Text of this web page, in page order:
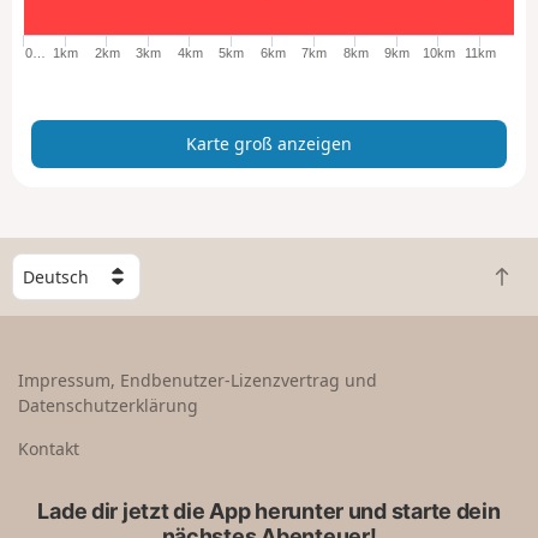
ß
z
i
n
0… 1km 2km 3km 4km 5km 6km 7km 8km 9km 10km 11km
Karte groß anzeigen
W
ä
h
e
n
Z
u
Impressum, Endbenutzer-Lizenzvertrag und
Datenschutzerklärung
Kontakt
Lade dir jetzt die App herunter und starte dein